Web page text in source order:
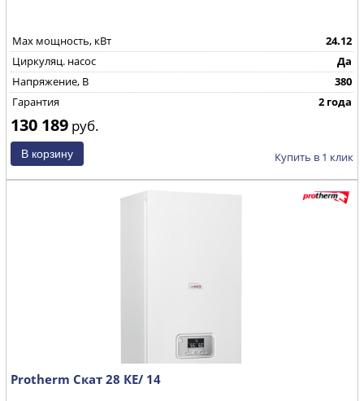
Max мощность, кВт
24.12
Циркуляц. насос
Да
Напряжение, В
380
Гарантия
2 года
130 189 руб.
Купить в 1 клик
Protherm Скат 28 КE/ 14